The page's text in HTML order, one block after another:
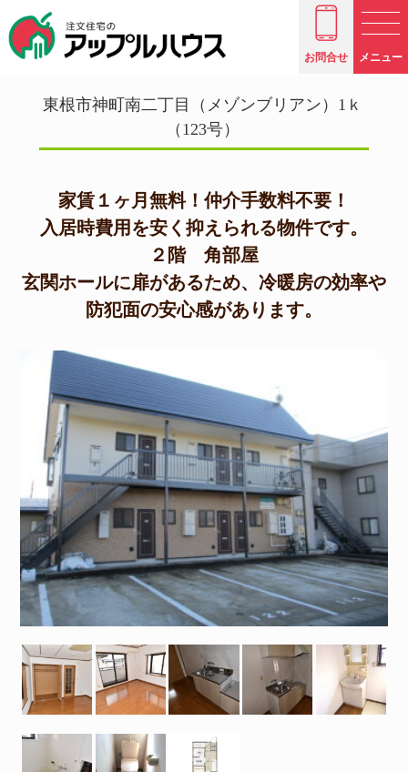
お問合せ メニュー
東根市神町南二丁目（メゾンブリアン）1ｋ
（123号）
家賃１ヶ月無料！仲介手数料不要！
入居時費用を安く抑えられる物件です。
２階 角部屋
玄関ホールに扉があるため、冷暖房の効率や
防犯面の安心感があります。